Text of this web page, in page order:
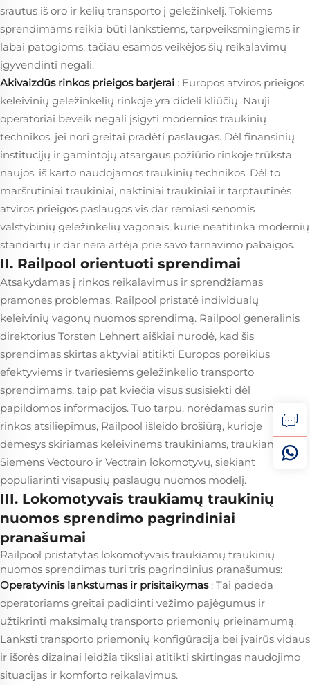
srautus iš oro ir kelių transporto į geležinkelį. Tokiems
sprendimams reikia būti lankstiems, tarpveiksmingiems ir
labai patogioms, tačiau esamos veikėjos šių reikalavimų
įgyvendinti negali.
Akivaizdūs rinkos prieigos barjerai : Europos atviros prieigos
keleivinių geležinkelių rinkoje yra dideli kliūčių. Nauji
operatoriai beveik negali įsigyti modernios traukinių
technikos, jei nori greitai pradėti paslaugas. Dėl finansinių
institucijų ir gamintojų atsargaus požiūrio rinkoje trūksta
naujos, iš karto naudojamos traukinių technikos. Dėl to
maršrutiniai traukiniai, naktiniai traukiniai ir tarptautinės
atviros prieigos paslaugos vis dar remiasi senomis
valstybinių geležinkelių vagonais, kurie neatitinka modernių
standartų ir dar nėra artėja prie savo tarnavimo pabaigos.
II. Railpool orientuoti sprendimai
Atsakydamas į rinkos reikalavimus ir sprendžiamas
pramonės problemas, Railpool pristatė individualų
keleivinių vagonų nuomos sprendimą. Railpool generalinis
direktorius Torsten Lehnert aiškiai nurodė, kad šis
sprendimas skirtas aktyviai atitikti Europos poreikius
efektyviems ir tvariesiems geležinkelio transporto
sprendimams, taip pat kviečia visus susisiekti dėl
papildomos informacijos. Tuo tarpu, norėdamas surinkti
rinkos atsiliepimus, Railpool išleido brošiūrą, kurioje
dėmesys skiriamas keleivinėms traukiniams, traukiamiems
Siemens Vectouro ir Vectrain lokomotyvų, siekiant
populiarinti visapusių paslaugų nuomos modelį.
III. Lokomotyvais traukiamų traukinių
nuomos sprendimo pagrindiniai
pranašumai
Railpool pristatytas lokomotyvais traukiamų traukinių
nuomos sprendimas turi tris pagrindinius pranašumus:
Operatyvinis lankstumas ir prisitaikymas : Tai padeda
operatoriams greitai padidinti vežimo pajėgumus ir
užtikrinti maksimalų transporto priemonių prieinamumą.
Lanksti transporto priemonių konfigūracija bei įvairūs vidaus
ir išorės dizainai leidžia tiksliai atitikti skirtingas naudojimo
situacijas ir komforto reikalavimus.